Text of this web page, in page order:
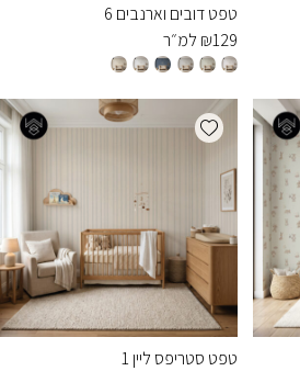
טפט דובים וארנבים 6
₪129 למ״ר
Add wishlist
טפט סטריפס ליין 1